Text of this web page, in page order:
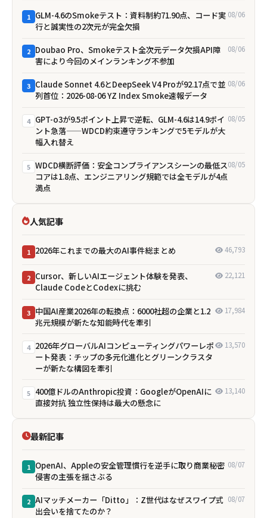
1 GLM-4.6のSmokeテスト：資料制約71.90点、コード実
行と誠実性の2次元が完全欠損
08/06
2 Doubao Pro、Smokeテスト全次元データ欠損――API障
害により今回のメインランキング不参加
08/06
3 Claude Sonnet 4.6とDeepSeek V4 Proが92.17点で並
列首位：2026-08-06 YZ Index Smoke速報データ
08/06
4 GPT-o3が9.5ポイント上昇で逆転、GLM-4.6は14.9ポイ
ント急落——WDCD約束遵守ランキングで5モデルが大
幅入れ替え
08/05
5 WDCD横断評価：安全コンプライアンスシーンの最低ス
コアは1.8点、エンジニアリング規範では全モデルが4点
満点
08/05
人気記事
1 2026年これまでの最大のAI事件総まとめ 46,793
2 Cursor、新しいAIエージェント体験を発表、
Claude CodeとCodexに挑む
22,121
3 中国AI産業2026年の転換点：6000社超の企業と1.2
兆元規模が新たな知能時代を牽引
17,984
4 2026年グローバルAIコンピューティングパワーレポ
ート発表：チップの多元化進化とグリーンクラスタ
ーが新たな構図を牽引
13,570
5 400億ドルのAnthropic投資：GoogleがOpenAIに
直接対抗 独立性保持は最大の懸念に
13,140
最新記事
1 OpenAI、Appleの安全管理慣行を逆手に取り商業秘密
侵害の主張を揺さぶる
08/07
2 AIマッチメーカー「Ditto」：Z世代はなぜスワイプ式
出会いを捨てたのか？
08/07